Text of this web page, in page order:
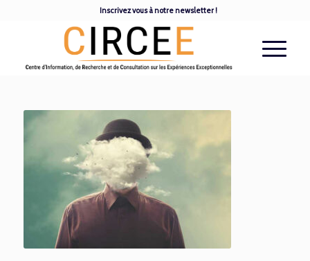
Inscrivez vous à notre newsletter !